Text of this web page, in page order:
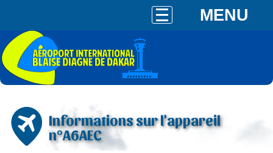
MENU
Informations sur l'appareil
n°A6AEC